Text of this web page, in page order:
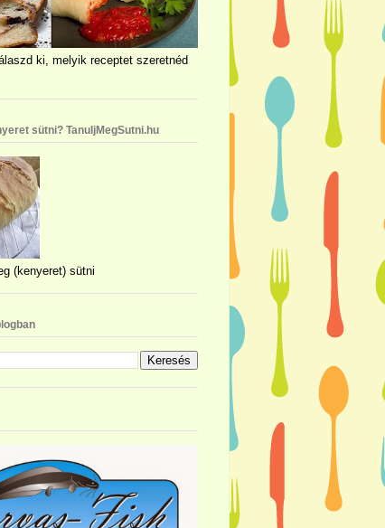
ki, melyik receptet szeretnéd
sütni? TanuljMegSutni.hu
(kenyeret) sütni